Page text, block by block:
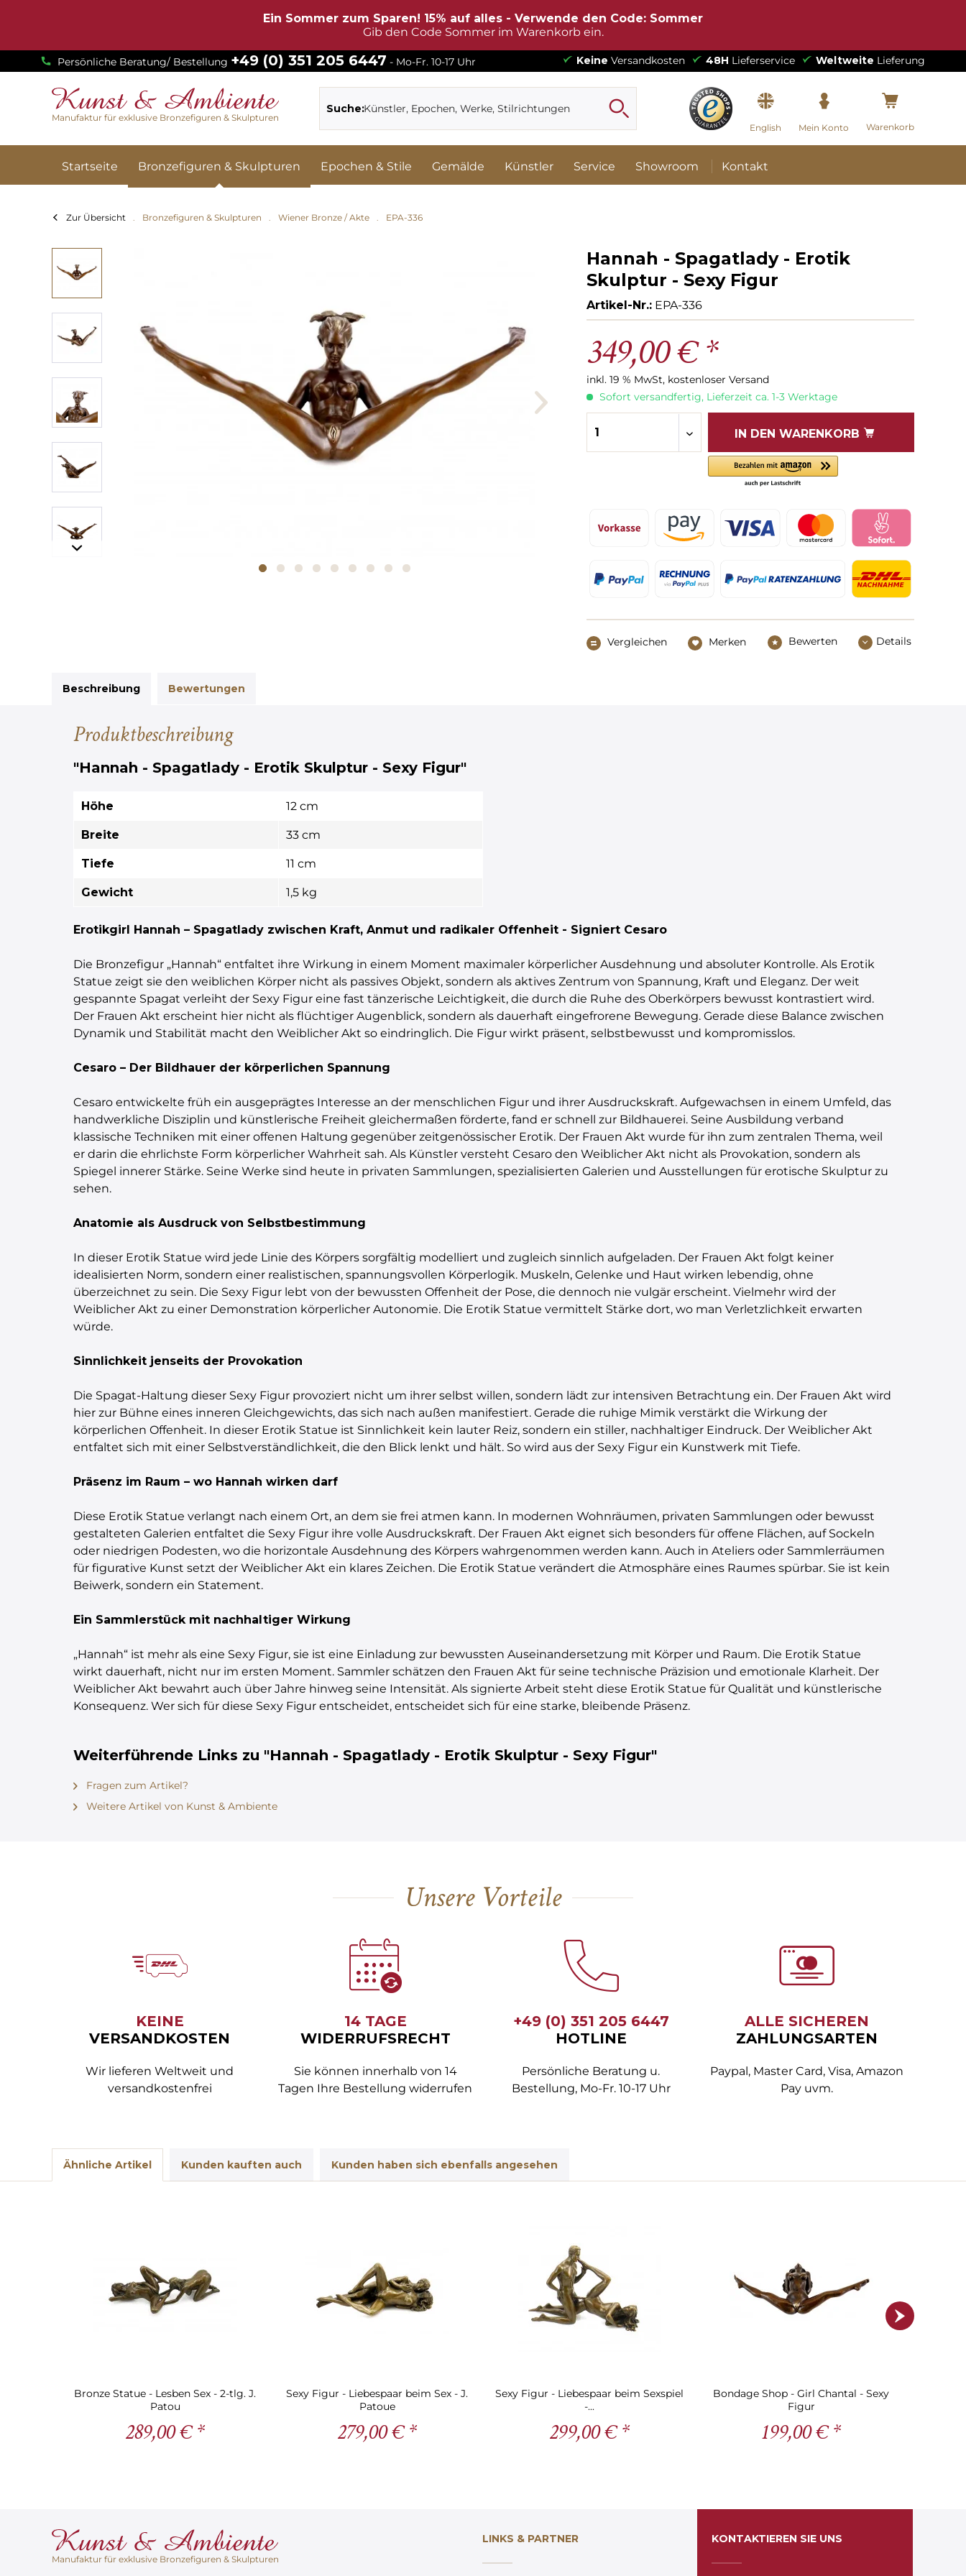
Ein Sommer zum Sparen! 15% auf alles - Verwende den Code: Sommer
Gib den Code Sommer im Warenkorb ein.
Persönliche Beratung/ Bestellung +49 (0) 351 205 6447 - Mo-Fr. 10-17 Uhr Keine Versandkosten 48H Lieferservice Weltweite Lieferung
Manufaktur für exklusive Bronzefiguren & Skulpturen
Suche:
English Mein Konto Warenkorb
Startseite Bronzefiguren & Skulpturen Epochen & Stile Gemälde Künstler Service Showroom Kontakt
Zur Übersicht Bronzefiguren & Skulpturen Wiener Bronze / Akte EPA-336
Hannah - Spagatlady - Erotik
Skulptur - Sexy Figur
Artikel-Nr.: EPA-336
349,00 € *
inkl. 19 % MwSt, kostenloser Versand
Sofort versandfertig, Lieferzeit ca. 1-3 Werktage
IN DEN WARENKORB
Vergleichen Merken Bewerten Details
Beschreibung Bewertungen
Produktbeschreibung
"Hannah - Spagatlady - Erotik Skulptur - Sexy Figur"
Höhe 12 cm
Breite 33 cm
Tiefe 11 cm
Gewicht 1,5 kg
Erotikgirl Hannah – Spagatlady zwischen Kraft, Anmut und radikaler Offenheit - Signiert Cesaro
Die Bronzefigur „Hannah“ entfaltet ihre Wirkung in einem Moment maximaler körperlicher Ausdehnung und absoluter Kontrolle. Als Erotik
Statue zeigt sie den weiblichen Körper nicht als passives Objekt, sondern als aktives Zentrum von Spannung, Kraft und Eleganz. Der weit
gespannte Spagat verleiht der Sexy Figur eine fast tänzerische Leichtigkeit, die durch die Ruhe des Oberkörpers bewusst kontrastiert wird.
Der Frauen Akt erscheint hier nicht als flüchtiger Augenblick, sondern als dauerhaft eingefrorene Bewegung. Gerade diese Balance zwischen
Dynamik und Stabilität macht den Weiblicher Akt so eindringlich. Die Figur wirkt präsent, selbstbewusst und kompromisslos.
Cesaro – Der Bildhauer der körperlichen Spannung
Cesaro entwickelte früh ein ausgeprägtes Interesse an der menschlichen Figur und ihrer Ausdruckskraft. Aufgewachsen in einem Umfeld, das
handwerkliche Disziplin und künstlerische Freiheit gleichermaßen förderte, fand er schnell zur Bildhauerei. Seine Ausbildung verband
klassische Techniken mit einer offenen Haltung gegenüber zeitgenössischer Erotik. Der Frauen Akt wurde für ihn zum zentralen Thema, weil
er darin die ehrlichste Form körperlicher Wahrheit sah. Als Künstler versteht Cesaro den Weiblicher Akt nicht als Provokation, sondern als
Spiegel innerer Stärke. Seine Werke sind heute in privaten Sammlungen, spezialisierten Galerien und Ausstellungen für erotische Skulptur zu
sehen.
Anatomie als Ausdruck von Selbstbestimmung
In dieser Erotik Statue wird jede Linie des Körpers sorgfältig modelliert und zugleich sinnlich aufgeladen. Der Frauen Akt folgt keiner
idealisierten Norm, sondern einer realistischen, spannungsvollen Körperlogik. Muskeln, Gelenke und Haut wirken lebendig, ohne
überzeichnet zu sein. Die Sexy Figur lebt von der bewussten Offenheit der Pose, die dennoch nie vulgär erscheint. Vielmehr wird der
Weiblicher Akt zu einer Demonstration körperlicher Autonomie. Die Erotik Statue vermittelt Stärke dort, wo man Verletzlichkeit erwarten
würde.
Sinnlichkeit jenseits der Provokation
Die Spagat-Haltung dieser Sexy Figur provoziert nicht um ihrer selbst willen, sondern lädt zur intensiven Betrachtung ein. Der Frauen Akt wird
hier zur Bühne eines inneren Gleichgewichts, das sich nach außen manifestiert. Gerade die ruhige Mimik verstärkt die Wirkung der
körperlichen Offenheit. In dieser Erotik Statue ist Sinnlichkeit kein lauter Reiz, sondern ein stiller, nachhaltiger Eindruck. Der Weiblicher Akt
entfaltet sich mit einer Selbstverständlichkeit, die den Blick lenkt und hält. So wird aus der Sexy Figur ein Kunstwerk mit Tiefe.
Präsenz im Raum – wo Hannah wirken darf
Diese Erotik Statue verlangt nach einem Ort, an dem sie frei atmen kann. In modernen Wohnräumen, privaten Sammlungen oder bewusst
gestalteten Galerien entfaltet die Sexy Figur ihre volle Ausdruckskraft. Der Frauen Akt eignet sich besonders für offene Flächen, auf Sockeln
oder niedrigen Podesten, wo die horizontale Ausdehnung des Körpers wahrgenommen werden kann. Auch in Ateliers oder Sammlerräumen
für figurative Kunst setzt der Weiblicher Akt ein klares Zeichen. Die Erotik Statue verändert die Atmosphäre eines Raumes spürbar. Sie ist kein
Beiwerk, sondern ein Statement.
Ein Sammlerstück mit nachhaltiger Wirkung
„Hannah“ ist mehr als eine Sexy Figur, sie ist eine Einladung zur bewussten Auseinandersetzung mit Körper und Raum. Die Erotik Statue
wirkt dauerhaft, nicht nur im ersten Moment. Sammler schätzen den Frauen Akt für seine technische Präzision und emotionale Klarheit. Der
Weiblicher Akt bewahrt auch über Jahre hinweg seine Intensität. Als signierte Arbeit steht diese Erotik Statue für Qualität und künstlerische
Konsequenz. Wer sich für diese Sexy Figur entscheidet, entscheidet sich für eine starke, bleibende Präsenz.
Weiterführende Links zu "Hannah - Spagatlady - Erotik Skulptur - Sexy Figur"
Fragen zum Artikel?
Weitere Artikel von Kunst & Ambiente
Unsere Vorteile
KEINE
VERSANDKOSTEN
Wir lieferen Weltweit und
versandkostenfrei
14 TAGE
WIDERRUFSRECHT
Sie können innerhalb von 14
Tagen Ihre Bestellung widerrufen
+49 (0) 351 205 6447
HOTLINE
Persönliche Beratung u.
Bestellung, Mo-Fr. 10-17 Uhr
ALLE SICHEREN
ZAHLUNGSARTEN
Paypal, Master Card, Visa, Amazon
Pay uvm.
Ähnliche Artikel Kunden kauften auch Kunden haben sich ebenfalls angesehen
Bronze Statue - Lesben Sex - 2-tlg. J.
Patou
289,00 € *
Sexy Figur - Liebespaar beim Sex - J.
Patoue
279,00 € *
Sexy Figur - Liebespaar beim Sexspiel
-...
299,00 € *
Bondage Shop - Girl Chantal - Sexy
Figur
199,00 € *
Manufaktur für exklusive Bronzefiguren & Skulpturen
LINKS & PARTNER KONTAKTIEREN SIE UNS